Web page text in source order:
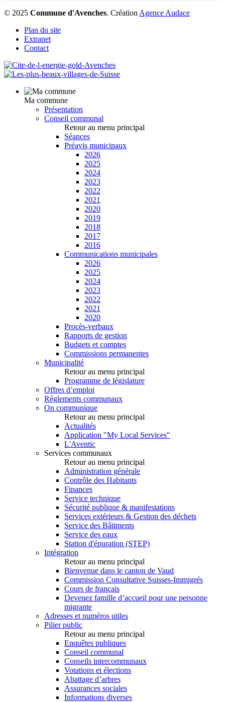
© 2025 Commune d'Avenches. Création Agence Audace
Plan du site
Extranet
Contact
Ma commune
Présentation
Conseil communal
Retour au menu principal
Séances
Préavis municipaux
2026
2025
2024
2023
2022
2021
2020
2019
2018
2017
2016
Communications municipales
2026
2025
2024
2023
2022
2021
2020
Procès-verbaux
Rapports de gestion
Budgets et comptes
Commissions permanentes
Municipalité
Retour au menu principal
Programme de législature
Offres d’emploi
Règlements communaux
On communique
Retour au menu principal
Actualités
Application "My Local Services"
L'Aventic
Services communaux
Retour au menu principal
Administration générale
Contrôle des Habitants
Finances
Service technique
Sécurité publique & manifestations
Services extérieurs & Gestion des déchets
Service des Bâtiments
Service des eaux
Station d'épuration (STEP)
Intégration
Retour au menu principal
Bienvenue dans le canton de Vaud
Commission Consultative Suisses-Immigrés
Cours de français
Devenez famille d’accueil pour une personne
migrante
Adresses et numéros utiles
Pilier public
Retour au menu principal
Enquêtes publiques
Conseil communal
Conseils intercommunaux
Votations et élections
Abattage d’arbres
Assurances sociales
Informations diverses